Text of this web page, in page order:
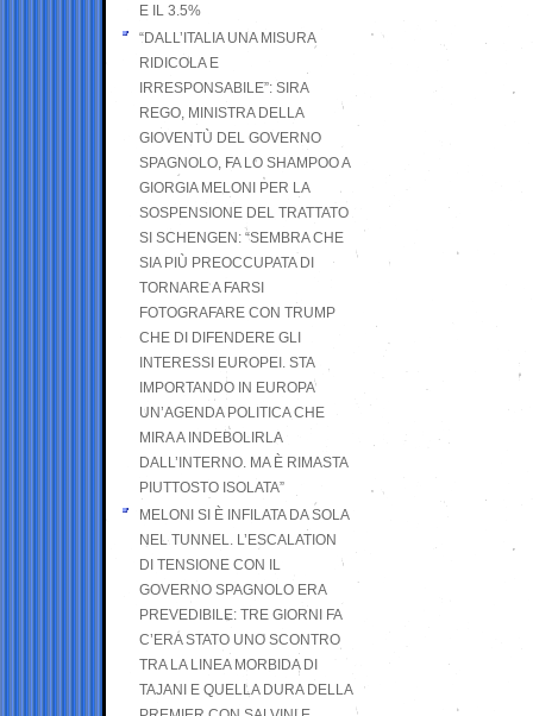
E IL 3.5%
“DALL’ITALIA UNA MISURA
RIDICOLA E
IRRESPONSABILE”: SIRA
REGO, MINISTRA DELLA
GIOVENTÙ DEL GOVERNO
SPAGNOLO, FA LO SHAMPOO A
GIORGIA MELONI PER LA
SOSPENSIONE DEL TRATTATO
SI SCHENGEN: “SEMBRA CHE
SIA PIÙ PREOCCUPATA DI
TORNARE A FARSI
FOTOGRAFARE CON TRUMP
CHE DI DIFENDERE GLI
INTERESSI EUROPEI. STA
IMPORTANDO IN EUROPA
UN’AGENDA POLITICA CHE
MIRA A INDEBOLIRLA
DALL’INTERNO. MA È RIMASTA
PIUTTOSTO ISOLATA”
MELONI SI È INFILATA DA SOLA
NEL TUNNEL. L’ESCALATION
DI TENSIONE CON IL
GOVERNO SPAGNOLO ERA
PREVEDIBILE: TRE GIORNI FA
C’ERA STATO UNO SCONTRO
TRA LA LINEA MORBIDA DI
TAJANI E QUELLA DURA DELLA